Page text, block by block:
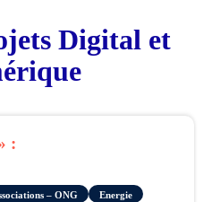
Digital et
:
– ONG
Energie